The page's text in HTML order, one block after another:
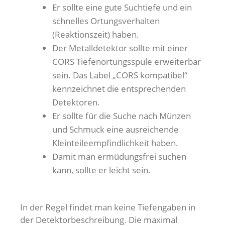
Er sollte eine gute Suchtiefe und ein
schnelles Ortungsverhalten
(Reaktionszeit) haben.
Der Metalldetektor sollte mit einer
CORS Tiefenortungsspule erweiterbar
sein. Das Label „CORS kompatibel“
kennzeichnet die entsprechenden
Detektoren.
Er sollte für die Suche nach Münzen
und Schmuck eine ausreichende
Kleinteileempfindlichkeit haben.
Damit man ermüdungsfrei suchen
kann, sollte er leicht sein.
In der Regel findet man keine Tiefengaben in
der Detektorbeschreibung. Die maximal